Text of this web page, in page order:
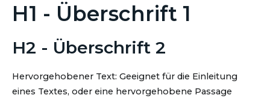
H1 - Überschrift 1
H2 - Überschrift 2
Hervorgehobener Text: Geeignet für die Einleitung
eines Textes, oder eine hervorgehobene Passage